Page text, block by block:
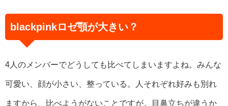
blackpinkロゼ顎が大きい？
4人のメンバーでどうしても比べてしまいますよね。みんな
可愛い、顔が小さい、整っている。人それぞれ好みも別れ
ますから、比べようがないことですが。目鼻立ちが違うか